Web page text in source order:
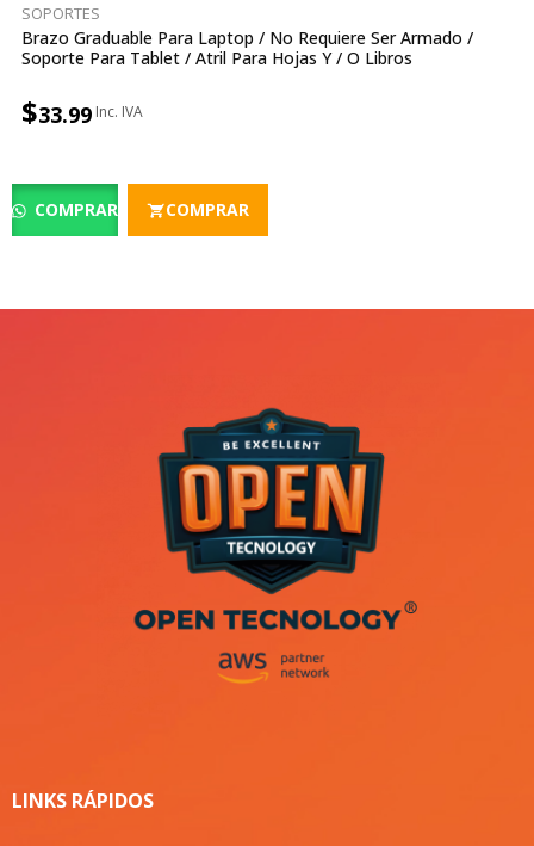
SOPORTES
Brazo Graduable Para Laptop / No Requiere Ser Armado /
Soporte Para Tablet / Atril Para Hojas Y / O Libros
$33.99
COMPRAR COMPRAR
LINKS RÁPIDOS